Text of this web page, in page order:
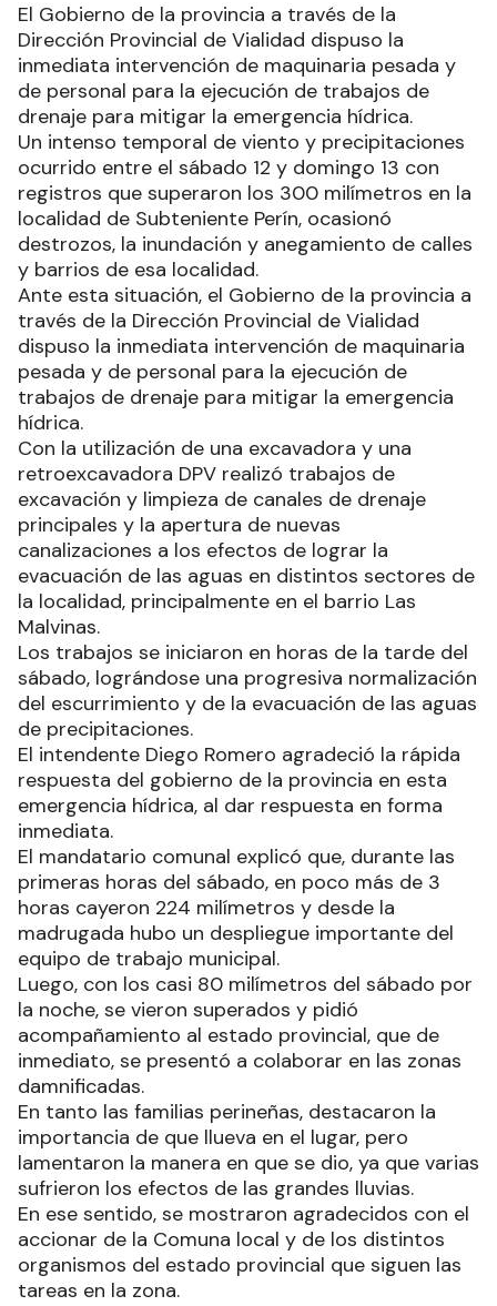
El Gobierno de la provincia a través de la
Dirección Provincial de Vialidad dispuso la
inmediata intervención de maquinaria pesada y
de personal para la ejecución de trabajos de
drenaje para mitigar la emergencia hídrica.
Un intenso temporal de viento y precipitaciones
ocurrido entre el sábado 12 y domingo 13 con
registros que superaron los 300 milímetros en la
localidad de Subteniente Perín, ocasionó
destrozos, la inundación y anegamiento de calles
y barrios de esa localidad.
Ante esta situación, el Gobierno de la provincia a
través de la Dirección Provincial de Vialidad
dispuso la inmediata intervención de maquinaria
pesada y de personal para la ejecución de
trabajos de drenaje para mitigar la emergencia
hídrica.
Con la utilización de una excavadora y una
retroexcavadora DPV realizó trabajos de
excavación y limpieza de canales de drenaje
principales y la apertura de nuevas
canalizaciones a los efectos de lograr la
evacuación de las aguas en distintos sectores de
la localidad, principalmente en el barrio Las
Malvinas.
Los trabajos se iniciaron en horas de la tarde del
sábado, lográndose una progresiva normalización
del escurrimiento y de la evacuación de las aguas
de precipitaciones.
El intendente Diego Romero agradeció la rápida
respuesta del gobierno de la provincia en esta
emergencia hídrica, al dar respuesta en forma
inmediata.
El mandatario comunal explicó que, durante las
primeras horas del sábado, en poco más de 3
horas cayeron 224 milímetros y desde la
madrugada hubo un despliegue importante del
equipo de trabajo municipal.
Luego, con los casi 80 milímetros del sábado por
la noche, se vieron superados y pidió
acompañamiento al estado provincial, que de
inmediato, se presentó a colaborar en las zonas
damnificadas.
En tanto las familias perineñas, destacaron la
importancia de que llueva en el lugar, pero
lamentaron la manera en que se dio, ya que varias
sufrieron los efectos de las grandes lluvias.
En ese sentido, se mostraron agradecidos con el
accionar de la Comuna local y de los distintos
organismos del estado provincial que siguen las
tareas en la zona.